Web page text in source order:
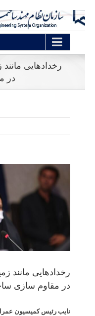
رخدادهایی
در
View
Larger
Image
رخدادهایی مانند
در مقاوم سازی
نایب رئیس کمیسیون